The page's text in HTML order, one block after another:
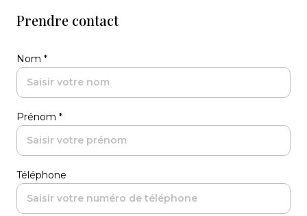
Prendre contact
Nom *
Prénom *
Téléphone